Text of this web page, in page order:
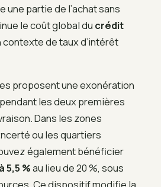
une partie de l’achat sans
le coût global du crédit
contexte de taux d’intérêt
proposent une exonération
les deux premières
Dans les zones
ou les quartiers
également bénéficier
5,5 %au lieu de 20 %, sous
Ce dispositif modifie la